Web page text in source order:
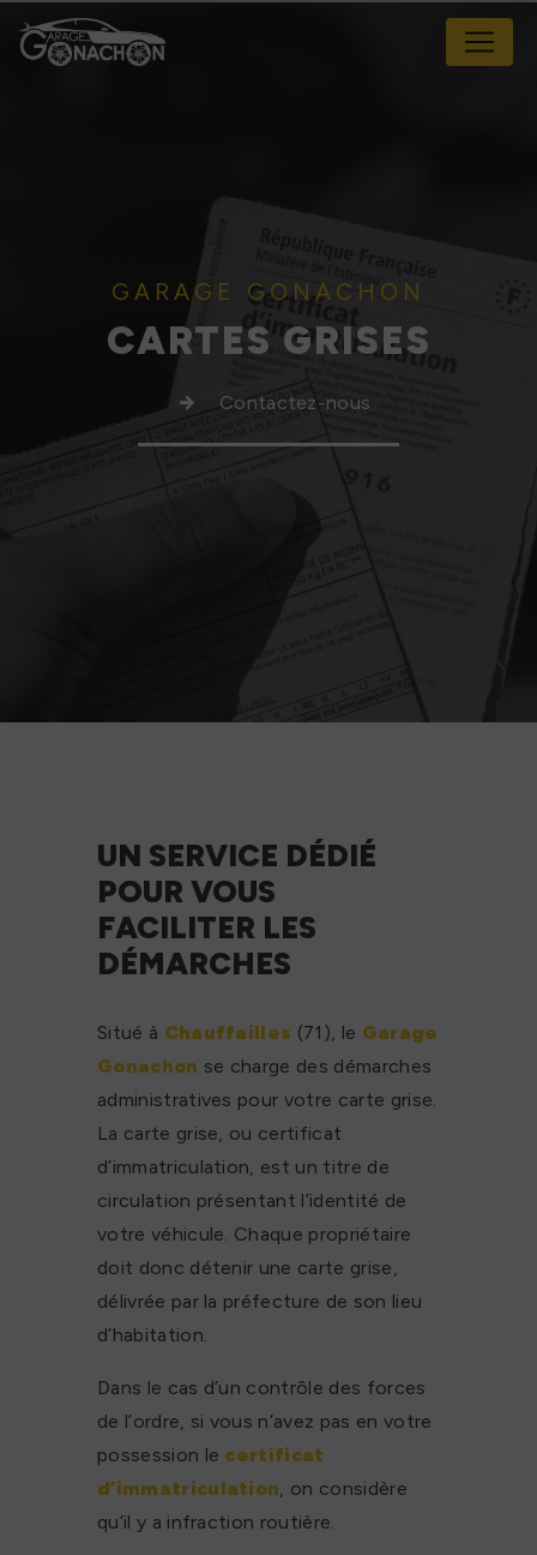
GARAGE GONACHON
CARTES GRISES
Contactez-nous
UN SERVICE DÉDIÉ
POUR VOUS
FACILITER LES
DÉMARCHES
Situé à Chauffailles (71), le Garage
Gonachon se charge des démarches
administratives pour votre carte grise.
La carte grise, ou certificat
d’immatriculation, est un titre de
circulation présentant l’identité de
votre véhicule. Chaque propriétaire
doit donc détenir une carte grise,
délivrée par la préfecture de son lieu
d’habitation.
Dans le cas d’un contrôle des forces
de l’ordre, si vous n’avez pas en votre
possession le certificat
d’immatriculation , on considère
qu’il y a infraction routière.
Panneau de gestion des cookies